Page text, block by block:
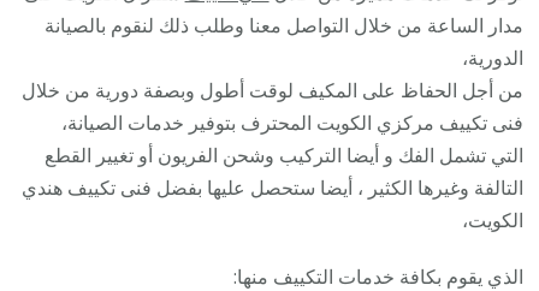
مدار الساعة من خلال التواصل معنا وطلب ذلك لنقوم بالصيانة
الدورية،
من أجل الحفاظ على المكيف لوقت أطول وبصفة دورية من خلال
فنى تكييف مركزي الكويت المحترف بتوفير خدمات الصيانة،
التي تشمل الفك و أيضا التركيب وشحن الفريون أو تغيير القطع
التالفة وغيرها الكثير ، أيضا ستحصل عليها بفضل فنى تكييف هندي
الكويت،
الذي يقوم بكافة خدمات التكييف منها: